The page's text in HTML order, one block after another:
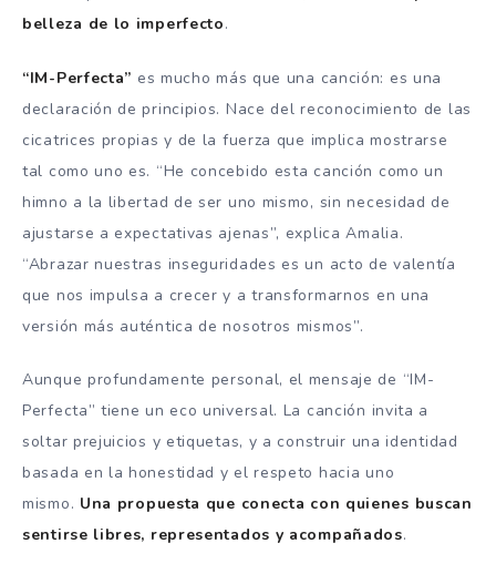
belleza de lo imperfecto.
“IM-Perfecta” es mucho más que una canción: es una
declaración de principios. Nace del reconocimiento de las
cicatrices propias y de la fuerza que implica mostrarse
tal como uno es. “He concebido esta canción como un
himno a la libertad de ser uno mismo, sin necesidad de
ajustarse a expectativas ajenas”, explica Amalia.
“Abrazar nuestras inseguridades es un acto de valentía
que nos impulsa a crecer y a transformarnos en una
versión más auténtica de nosotros mismos”.
Aunque profundamente personal, el mensaje de “IM-
Perfecta” tiene un eco universal. La canción invita a
soltar prejuicios y etiquetas, y a construir una identidad
basada en la honestidad y el respeto hacia uno
mismo. Una propuesta que conecta con quienes buscan
sentirse libres, representados y acompañados.